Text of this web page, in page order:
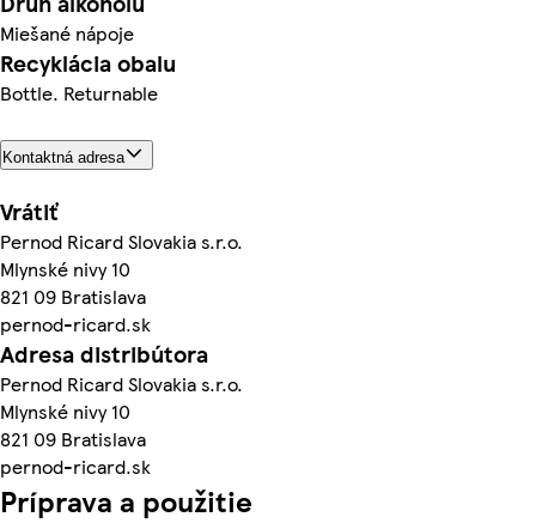
Miešané nápoje
Recyklácia obalu
Bottle. Returnable
Kontaktná adresa
Vrátiť
Pernod Ricard Slovakia s.r.o.
Mlynské nivy 10
821 09 Bratislava
pernod-ricard.sk
Adresa distribútora
Pernod Ricard Slovakia s.r.o.
Mlynské nivy 10
821 09 Bratislava
pernod-ricard.sk
Príprava a použitie